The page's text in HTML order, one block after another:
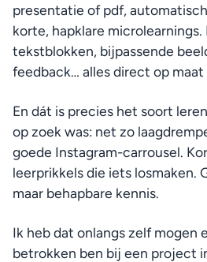
presentatie of pdf,
korte, hapklare
tekstblokken, bijpassende
feedback… alles direct op
En dát is precies het soort
op zoek was: net zo
goede Instagram-carrousel.
leerprikkels die iets losmaken.
maar behapbare kennis.
Ik heb dat onlangs zelf mogen
betrokken ben bij een project